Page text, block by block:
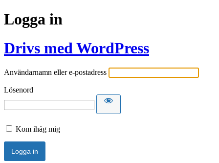
Logga in
Drivs med WordPress
Användarnamn eller e-postadress
Lösenord
Kom ihåg mig